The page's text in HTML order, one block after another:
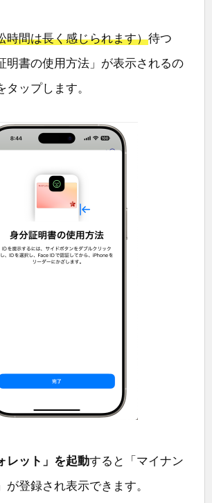
時間は長く感じられます）待つ
明書の使用方法」が表示されるの
タップします。
レット」を起動すると「マイナン
が登録され表示できます。